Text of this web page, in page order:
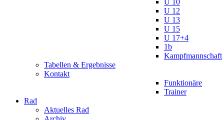
U 10
U 12
U 13
U 15
U 17+4
1b
Kampfmannschaft
Tabellen & Ergebnisse
Kontakt
Funktionäre
Trainer
Rad
Aktuelles Rad